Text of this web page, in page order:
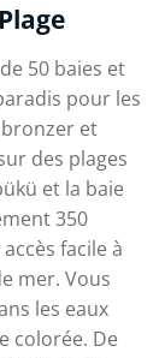
50 baies et
pour les
et
des plages
et la baie
350
facile à
mer. Vous
les eaux
colorée. De